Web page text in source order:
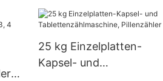
Pellet, Pille, leere
Füllmaschine Njp 1500D
25 kg Einzelplatten-
Kapsel- und